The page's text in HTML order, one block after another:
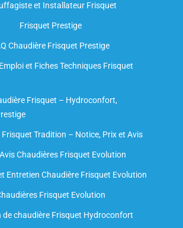
et Installateur Frisquet
Frisquet Prestige
Chaudière Frisquet Prestige
et Fiches Techniques Frisquet
Frisquet – Hydroconfort,
Tradition – Notice, Prix et Avis
Chaudières Frisquet Evolution
Entretien Chaudière Frisquet Evolution​
Frisquet Evolution
de chaudière Frisquet Hydroconfort